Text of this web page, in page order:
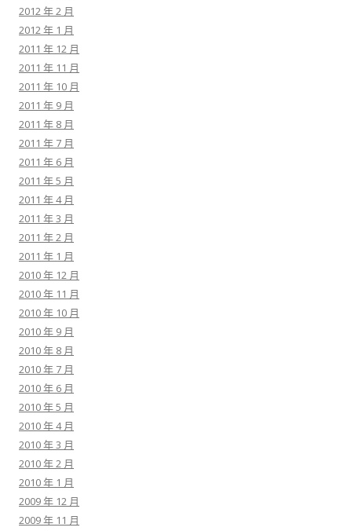
2012 年 2 月
2012 年 1 月
2011 年 12 月
2011 年 11 月
2011 年 10 月
2011 年 9 月
2011 年 8 月
2011 年 7 月
2011 年 6 月
2011 年 5 月
2011 年 4 月
2011 年 3 月
2011 年 2 月
2011 年 1 月
2010 年 12 月
2010 年 11 月
2010 年 10 月
2010 年 9 月
2010 年 8 月
2010 年 7 月
2010 年 6 月
2010 年 5 月
2010 年 4 月
2010 年 3 月
2010 年 2 月
2010 年 1 月
2009 年 12 月
2009 年 11 月